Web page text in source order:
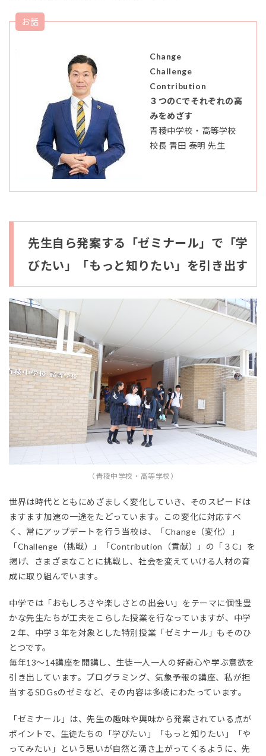
お話
Change
Challenge
Contribution
３つのCでそれぞれの高
みをめざす
青稜中学校・高等学校
校長 青田 泰明 先生
先生自ら発案する「ゼミナール」で「学
びたい」「もっと知りたい」を引き出す
（青稜中学校・高等学校）
世界は時代とともにめざましく変化していき、そのスピードは
ますます加速の一途をたどっています。この変化に対応すべ
く、常にアップデートを行う当校は、「Change（変化）」
「Challenge（挑戦）」「Contribution（貢献）」の「３C」を
掲げ、さまざまなことに挑戦し、社会を変えていける人材の育
成に取り組んでいます。
中学では「おもしろさや楽しさとの出会い」をテーマに個性豊
かな先生たちが工夫をこらした授業を行なっていますが、中学
２年、中学３年を対象とした特別授業「ゼミナール」もそのひ
とつです。
毎年13〜14講座を開講し、生徒一人一人の好奇心や学ぶ意欲を
引き出しています。プログラミング、気象予報の講座、私が担
当するSDGsのゼミなど、その内容は多岐にわたっています。
「ゼミナール」は、先生の趣味や興味から発案されている点が
ポイントで、生徒たちの「学びたい」「もっと知りたい」「や
ってみたい」という思いが自然と湧き上がってくるように、先